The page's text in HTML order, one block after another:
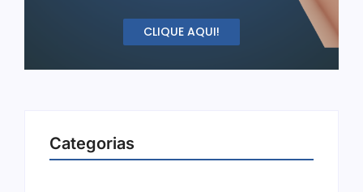
CLIQUE AQUI!
Categorias